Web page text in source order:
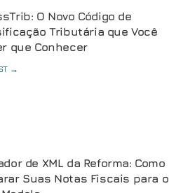
O Novo Código de
Tributária que Você
que Conhecer
→
de XML da Reforma: Como
Suas Notas Fiscais para o